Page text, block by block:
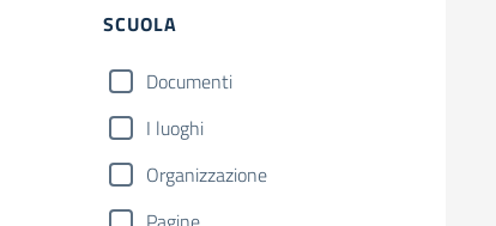
Filtri
SCUOLA
Documenti
I luoghi
Organizzazione